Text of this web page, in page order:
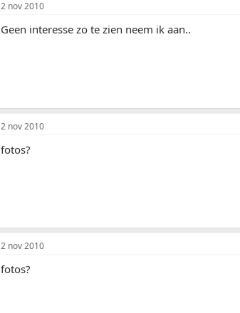
2 nov 2010
Geen interesse zo te zien neem ik aan..
2 nov 2010
fotos?
2 nov 2010
fotos?